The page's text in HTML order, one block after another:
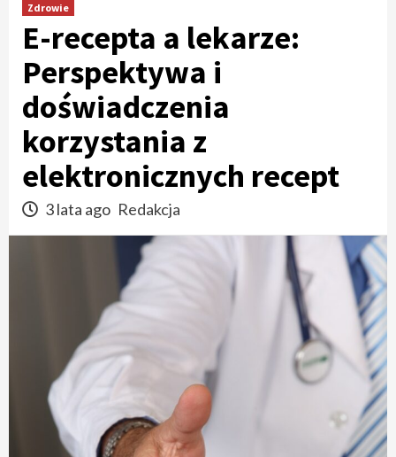
Zdrowie
E-recepta a lekarze:
Perspektywa i
doświadczenia
korzystania z
elektronicznych recept
3 lata ago Redakcja